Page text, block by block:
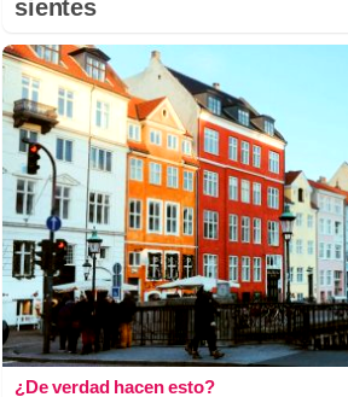
sientes
¿De verdad hacen esto?